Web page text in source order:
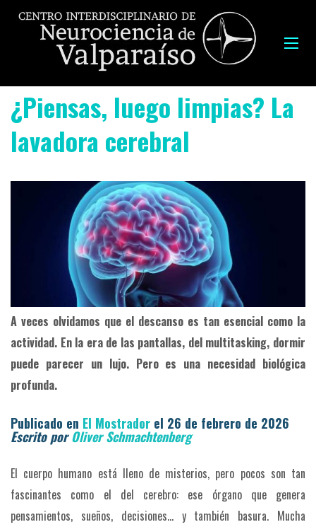
¿Piensas, luego limpias? La
lavadora cerebral
A veces olvidamos que el descanso es tan esencial como la
actividad. En la era de las pantallas, del multitasking, dormir
puede parecer un lujo. Pero es una necesidad biológica
profunda.
Publicado en El Mostrador el 26 de febrero de 2026
Escrito porOliver Schmachtenberg
El cuerpo humano está lleno de misterios, pero pocos son tan
fascinantes como el del cerebro: ese órgano que genera
pensamientos, sueños, decisiones… y también basura. Mucha